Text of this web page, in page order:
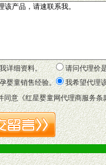
区域市场独占，杜绝串货
报告检测单，产品批号；
销等各种模式市场实战操
公司及销售自然人。
均衡的利润体系。
详细资料。
请问代理价
婴童销售经验。
我希望代理
同意《红星婴童网代理商服务条